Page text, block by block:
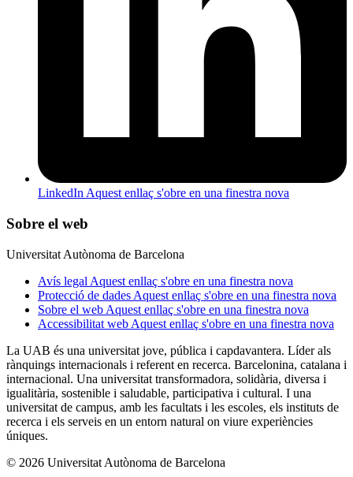
LinkedInAquest enllaç s'obre en una finestra nova
Sobre el web
Universitat Autònoma de Barcelona
Avís legal Aquest enllaç s'obre en una finestra nova
Protecció de dades Aquest enllaç s'obre en una finestra nova
Sobre el web Aquest enllaç s'obre en una finestra nova
Accessibilitat web Aquest enllaç s'obre en una finestra nova
La UAB és una universitat jove, pública i capdavantera. Líder als
rànquings internacionals i referent en recerca. Barcelonina, catalana i
internacional. Una universitat transformadora, solidària, diversa i
igualitària, sostenible i saludable, participativa i cultural. I una
universitat de campus, amb les facultats i les escoles, els instituts de
recerca i els serveis en un entorn natural on viure experiències
úniques.
© 2026 Universitat Autònoma de Barcelona